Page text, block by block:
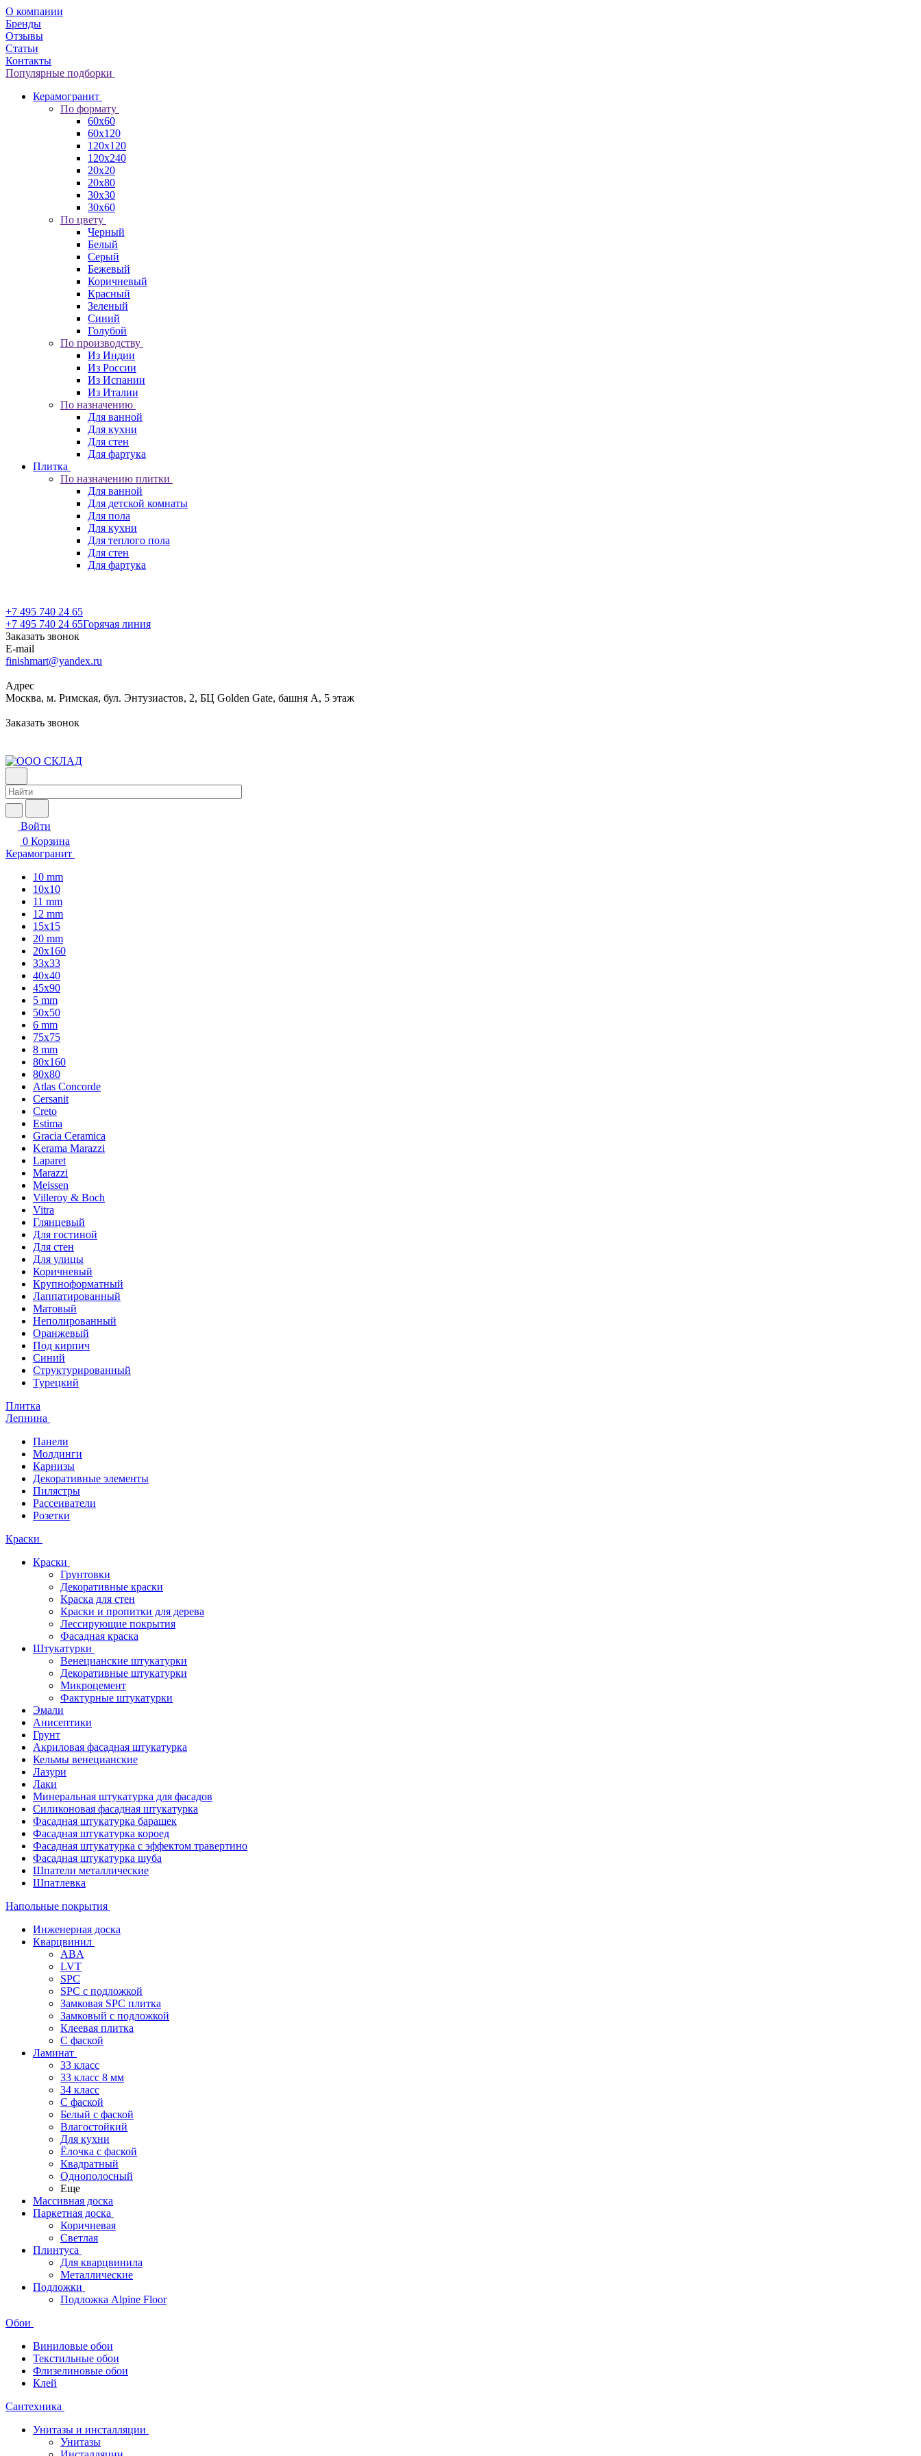
О компании
Бренды
Отзывы
Статьи
Контакты
Популярные подборки
Керамогранит
По формату
60x60
60x120
120x120
120x240
20x20
20x80
30x30
30x60
По цвету
Черный
Белый
Серый
Бежевый
Коричневый
Красный
Зеленый
Синий
Голубой
По производству
Из Индии
Из России
Из Испании
Из Италии
По назначению
Для ванной
Для кухни
Для стен
Для фартука
Плитка
По назначению плитки
Для ванной
Для детской комнаты
Для пола
Для кухни
Для теплого пола
Для стен
Для фартука
+7 495 740 24 65
+7 495 740 24 65Горячая линия
Заказать звонок
E-mail
finishmart@yandex.ru
Адрес
Москва, м. Римская, бул. Энтузиастов, 2, БЦ Golden Gate, башня А, 5 этаж
Заказать звонок
Войти
0 Корзина
Керамогранит
10 mm
10x10
11 mm
12 mm
15x15
20 mm
20х160
33x33
40х40
45x90
5 mm
50x50
6 mm
75х75
8 mm
80x160
80x80
Atlas Concorde
Cersanit
Creto
Estima
Gracia Ceramica
Kerama Marazzi
Laparet
Marazzi
Meissen
Villeroy & Boch
Vitra
Глянцевый
Для гостиной
Для стен
Для улицы
Коричневый
Крупноформатный
Лаппатированный
Матовый
Неполированный
Оранжевый
Под кирпич
Синий
Структурированный
Турецкий
Плитка
Лепнина
Панели
Молдинги
Карнизы
Декоративные элементы
Пилястры
Рассеиватели
Розетки
Краски
Краски
Грунтовки
Декоративные краски
Краска для стен
Краски и пропитки для дерева
Лессирующие покрытия
Фасадная краска
Штукатурки
Венецианские штукатурки
Декоративные штукатурки
Микроцемент
Фактурные штукатурки
Эмали
Анисептики
Грунт
Акриловая фасадная штукатурка
Кельмы венецианские
Лазури
Лаки
Минеральная штукатурка для фасадов
Силиконовая фасадная штукатурка
Фасадная штукатурка барашек
Фасадная штукатурка короед
Фасадная штукатурка с эффектом травертино
Фасадная штукатурка шуба
Шпатели металлические
Шпатлевка
Напольные покрытия
Инженерная доска
Кварцвинил
ABA
LVT
SPC
SPC с подложкой
Замковая SPC плитка
Замковый с подложкой
Клеевая плитка
С фаской
Ламинат
33 класс
33 класс 8 мм
34 класс
C фаской
Белый с фаской
Влагостойкий
Для кухни
Ёлочка с фаской
Квадратный
Однополосный
Еще
Массивная доска
Паркетная доска
Коричневая
Светлая
Плинтуса
Для кварцвинила
Металлические
Подложки
Подложка Alpine Floor
Обои
Виниловые обои
Текстильные обои
Флизелиновые обои
Клей
Сантехника
Унитазы и инсталляции
Унитазы